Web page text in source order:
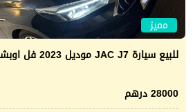
مميز
للبيع سيارة JAC J7 موديل 2023 فل اوبشن خليجي تحت الضمان
28000 درهم